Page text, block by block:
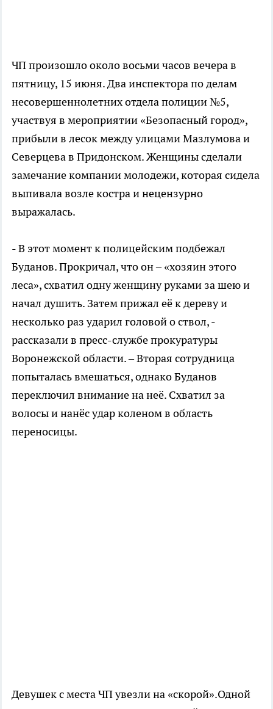
ЧП произошло около восьми часов вечера в
пятницу, 15 июня. Два инспектора по делам
несовершеннолетних отдела полиции №5,
участвуя в мероприятии «Безопасный город»,
прибыли в лесок между улицами Мазлумова и
Северцева в Придонском. Женщины сделали
замечание компании молодежи, которая сидела
выпивала возле костра и нецензурно
выражалась.
- В этот момент к полицейским подбежал
Буданов. Прокричал, что он – «хозяин этого
леса», схватил одну женщину руками за шею и
начал душить. Затем прижал её к дереву и
несколько раз ударил головой о ствол, -
рассказали в пресс-службе прокуратуры
Воронежской области. – Вторая сотрудница
попыталась вмешаться, однако Буданов
переключил внимание на неё. Схватил за
волосы и нанёс удар коленом в область
переносицы.
Девушек с места ЧП увезли на «скорой».Одной